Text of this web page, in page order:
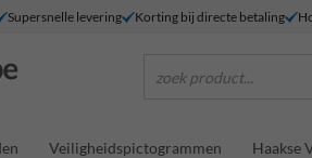
Supersnelle levering Korting bij directe betaling
zoek product...
Veiligheidspictogrammen Haakse